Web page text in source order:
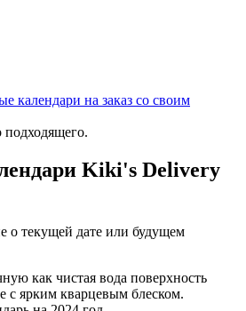
календари на заказ со своим
подходящего.
Kiki's Delivery
о текущей дате или будущем
как чистая вода поверхность
с ярким кварцевым блеском.